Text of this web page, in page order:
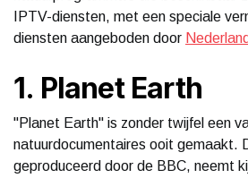
IPTV-diensten, met een speciale
diensten aangeboden door
1. Planet Earth
"Planet Earth" is zonder twijfel een
natuurdocumentaires ooit gemaakt.
geproduceerd door de BBC, neemt